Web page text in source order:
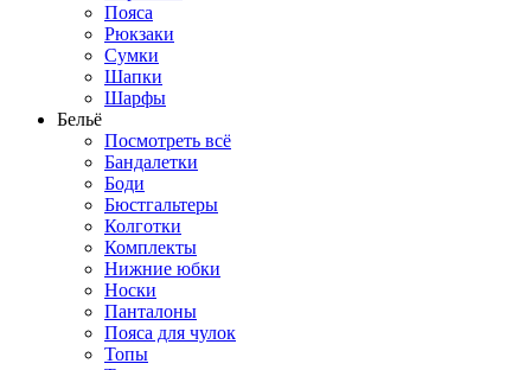
Пояса
Рюкзаки
Сумки
Шапки
Шарфы
Бельё
Посмотреть всё
Бандалетки
Боди
Бюстгальтеры
Колготки
Комплекты
Нижние юбки
Носки
Панталоны
Поясa для чулок
Топы